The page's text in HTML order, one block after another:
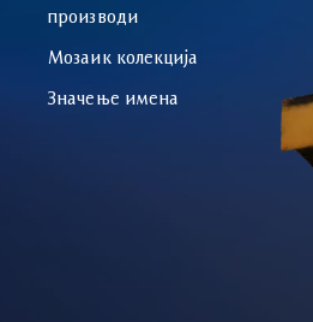
производи
Мозаик колекција
Значење имена